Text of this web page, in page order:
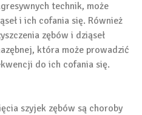
technik, może
i ich cofania się. Również
zębów i dziąseł
która może prowadzić
do ich cofania się.
szyjek zębów są choroby